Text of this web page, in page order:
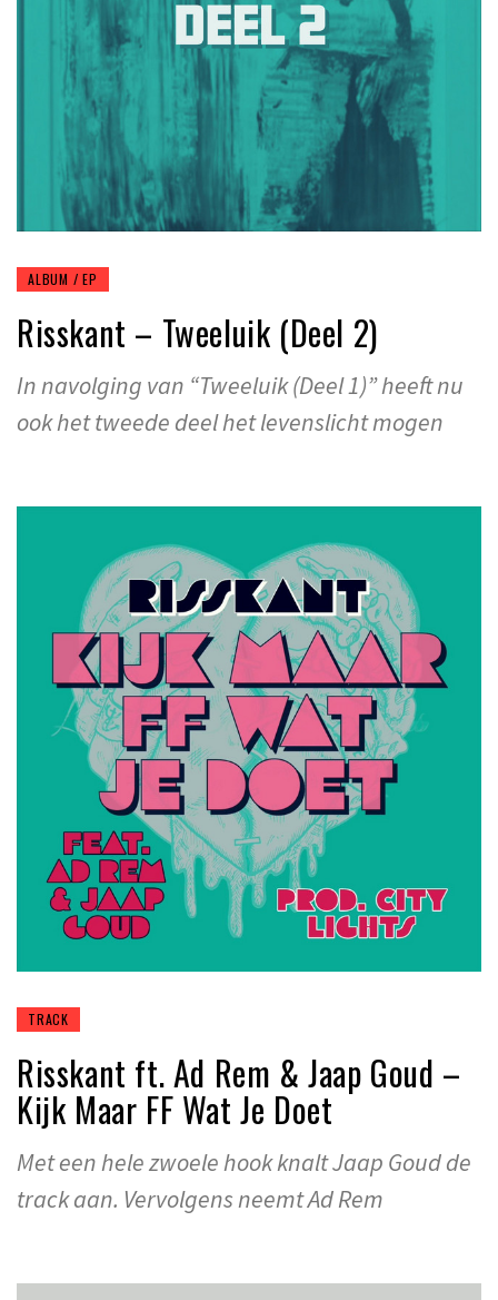
ALBUM / EP
Risskant – Tweeluik (Deel 2)
In navolging van “Tweeluik (Deel 1)” heeft nu
ook het tweede deel het levenslicht mogen
TRACK
Risskant ft. Ad Rem & Jaap Goud –
Kijk Maar FF Wat Je Doet
Met een hele zwoele hook knalt Jaap Goud de
track aan. Vervolgens neemt Ad Rem